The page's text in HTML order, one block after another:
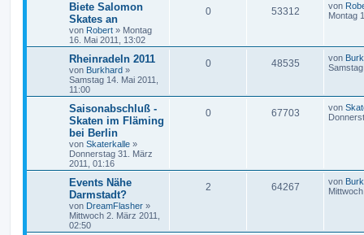
Biete Salomon
Skates an
von Robert » Montag
16. Mai 2011, 13:02
0 53312 von
Montag
Rheinradeln 2011
von Burkhard »
Samstag 14. Mai 2011,
11:00
0 48535 von
Saisonabschluß -
Skaten im Fläming
bei Berlin
von Skaterkalle »
Donnerstag 31. März
2011, 01:16
0 67703 von
Events Nähe
Darmstadt?
von DreamFlasher »
Mittwoch 2. März 2011,
02:50
2 64267 von